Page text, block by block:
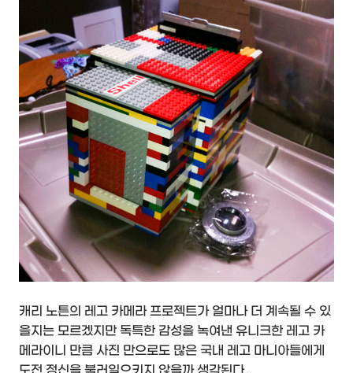
캐리 노튼의 레고 카메라 프로젝트가 얼마나 더 계속될 수 있
을지는 모르겠지만 독특한 감성을 녹여낸 유니크한 레고 카
메라이니 만큼 사진 만으로도 많은 국내 레고 마니아들에게